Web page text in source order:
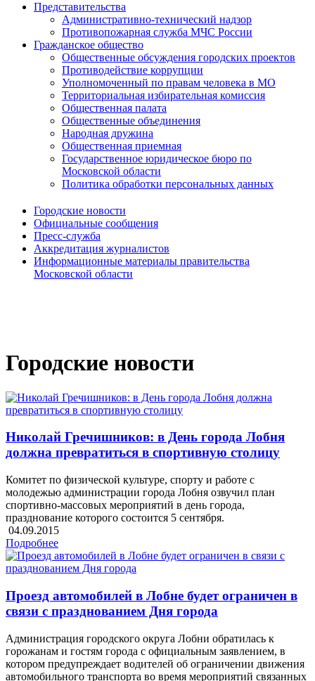
Представительства
Административно-технический надзор
Противопожарная служба МЧС России
Гражданское общество
Общественные обсуждения городских проектов
Противодействие коррупции
Уполномоченный по правам человека в МО
Территориальная избирательная комиссия
Общественная палата
Общественные объединения
Народная дружина
Общественная приемная
Государственное юридическое бюро по
Московской области
Политика обработки персональных данных
Городские новости
Официальные сообщения
Пресс-служба
Аккредитация журналистов
Информационные материалы правительства
Московской области
Городские новости
​Николай Гречишников: в День города Лобня
должна превратиться в спортивную столицу
Комитет по физической культуре, спорту и работе с
молодежью администрации города Лобня озвучил план
спортивно-массовых мероприятий в день города,
празднование которого состоится 5 сентября.
04.09.2015
Подробнее
Проезд автомобилей в Лобне будет ограничен в
связи с празднованием Дня города
Администрация городского округа Лобни обратилась к
горожанам и гостям города с официальным заявлением, в
котором предупреждает водителей об ограничении движения
автомобильного транспорта во время мероприятий связанных